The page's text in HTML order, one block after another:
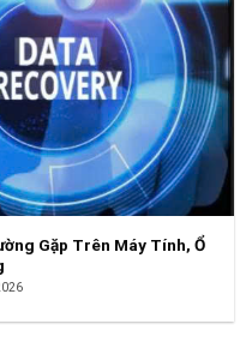
Gặp Trên Máy Tính, Ổ